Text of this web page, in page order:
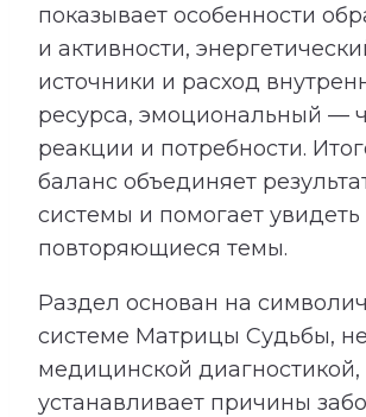
показывает особенности
и активности,
источники и расход
ресурса, эмоциональный —
реакции и потребности.
баланс объединяет
системы и помогает увидеть
повторяющиеся темы.
Раздел основан на
системе Матрицы Судьбы,
медицинской диагностикой,
устанавливает причины